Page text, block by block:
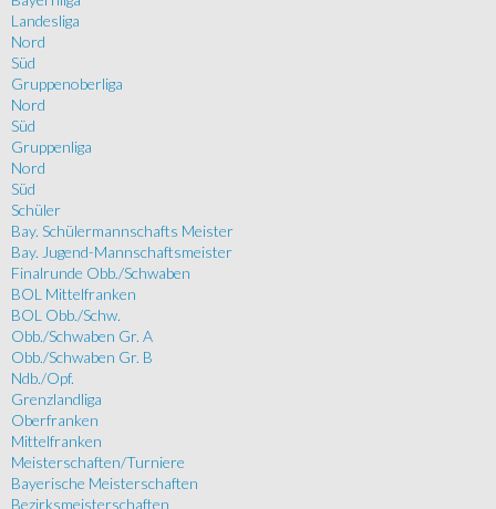
Landesliga
Nord
Süd
Gruppenoberliga
Nord
Süd
Gruppenliga
Nord
Süd
Schüler
Bay. Schülermannschafts Meister
Bay. Jugend-Mannschaftsmeister
Finalrunde Obb./Schwaben
BOL Mittelfranken
BOL Obb./Schw.
Obb./Schwaben Gr. A
Obb./Schwaben Gr. B
Ndb./Opf.
Grenzlandliga
Oberfranken
Mittelfranken
Meisterschaften/Turniere
Bayerische Meisterschaften
Bezirksmeisterschaften